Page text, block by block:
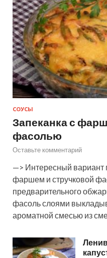
СОУСЫ
Запеканка с
фасолью
Оставьте комментарий
—> Интересный вариант
фаршем и стручковой
предварительного
фасоль слоями
ароматной смесью из